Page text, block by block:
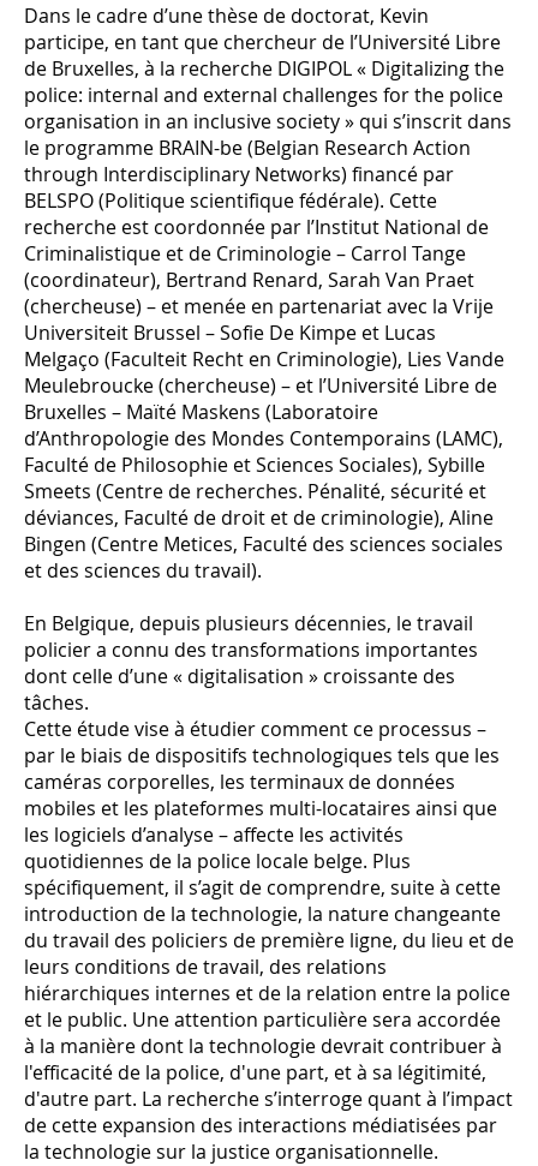
Dans le cadre d’une thèse de doctorat, Kevin
participe, en tant que chercheur de l’Université Libre
de Bruxelles, à la recherche DIGIPOL « Digitalizing the
police: internal and external challenges for the police
organisation in an inclusive society » qui s’inscrit dans
le programme BRAIN-be (Belgian Research Action
through Interdisciplinary Networks) financé par
BELSPO (Politique scientifique fédérale). Cette
recherche est coordonnée par l’Institut National de
Criminalistique et de Criminologie – Carrol Tange
(coordinateur), Bertrand Renard, Sarah Van Praet
(chercheuse) – et menée en partenariat avec la Vrije
Universiteit Brussel – Sofie De Kimpe et Lucas
Melgaço (Faculteit Recht en Criminologie), Lies Vande
Meulebroucke (chercheuse) – et l’Université Libre de
Bruxelles – Maïté Maskens (Laboratoire
d’Anthropologie des Mondes Contemporains (LAMC),
Faculté de Philosophie et Sciences Sociales), Sybille
Smeets (Centre de recherches. Pénalité, sécurité et
déviances, Faculté de droit et de criminologie), Aline
Bingen (Centre Metices, Faculté des sciences sociales
et des sciences du travail).
En Belgique, depuis plusieurs décennies, le travail
policier a connu des transformations importantes
dont celle d’une « digitalisation » croissante des
tâches.
Cette étude vise à étudier comment ce processus –
par le biais de dispositifs technologiques tels que les
caméras corporelles, les terminaux de données
mobiles et les plateformes multi-locataires ainsi que
les logiciels d’analyse – affecte les activités
quotidiennes de la police locale belge. Plus
spécifiquement, il s’agit de comprendre, suite à cette
introduction de la technologie, la nature changeante
du travail des policiers de première ligne, du lieu et de
leurs conditions de travail, des relations
hiérarchiques internes et de la relation entre la police
et le public. Une attention particulière sera accordée
à la manière dont la technologie devrait contribuer à
l'efficacité de la police, d'une part, et à sa légitimité,
d'autre part. La recherche s’interroge quant à l’impact
de cette expansion des interactions médiatisées par
la technologie sur la justice organisationnelle.